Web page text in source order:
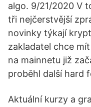
algo. 9/21/2020 V
tři nejčerstvější
novinky týkají
zakladatel chce
na mainnetu již
proběhl další hard
Aktuální kurzy a